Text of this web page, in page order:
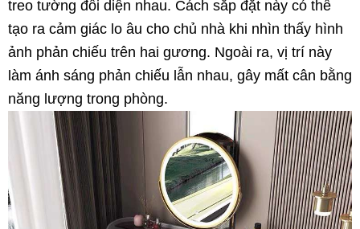
treo tường đối diện nhau. Cách sắp đặt này có thể
tạo ra cảm giác lo âu cho chủ nhà khi nhìn thấy hình
ảnh phản chiếu trên hai gương. Ngoài ra, vị trí này
làm ánh sáng phản chiếu lẫn nhau, gây mất cân bằng
năng lượng trong phòng.